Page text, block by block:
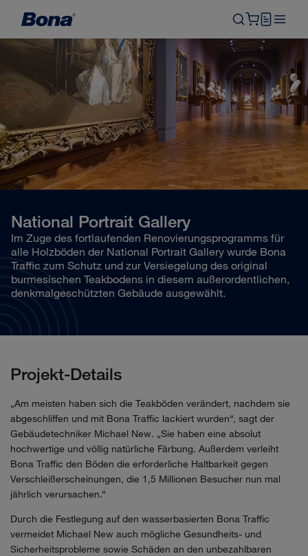
National Portrait Gallery
Im Zuge des fortlaufenden Renovierungsprogramms für
alle Holzböden der National Portrait Gallery wurde Bona
Traffic zum Schutz und zur Versiegelung des original
burmesischen Teakbodens in diesem außerordentlichen,
denkmalgeschützten Gebäude ausgewählt.
Projekt-Details
„Am meisten haben sich die Teakböden verändert, nachdem sie
abgeschliffen und mit Bona Traffic lackiert wurden“, sagt der
Gebäudetechniker Michael New. „Sie haben eine absolut
hochwertige und völlig natürliche Färbung. Außerdem verleiht
Bona Traffic den Böden die erforderliche Haltbarkeit gegen
Verschleißerscheinungen, die 1,5 Millionen Besucher nun mal
jährlich verursachen.“
Durch die Festlegung auf den wasserbasierten Bona Traffic
vermeidet Michael New auch mögliche Gesundheits- und
Sicherheitsprobleme sowie Schäden an den unbezahlbaren